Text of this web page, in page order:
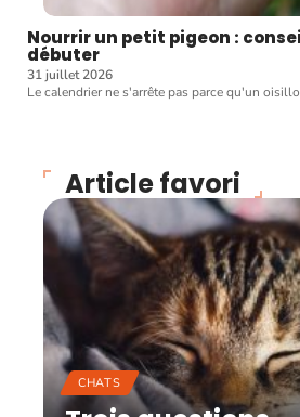
Nourrir un petit pigeon :
débuter
31 juillet 2026
Le calendrier ne s'arrête pas parce qu'un
Article favori
CHATS